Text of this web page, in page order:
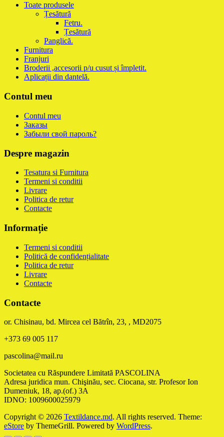
Toate produsele
Țesătură
Fetru.
Țesătură
Panglică.
Furnitura
Franjuri
Broderii ,accesorii p/u cusut și împletit.
Aplicații din dantelă.
Contul meu
Contul meu
Заказы
Забыли свой пароль?
Despre magazin
Tesatura si Furnitura
Termeni si conditii
Livrare
Politica de retur
Contacte
Informație
Termeni si conditii
Politică de confidențialitate
Politica de retur
Livrare
Contacte
Contacte
or. Chisinau, bd. Mircea cel Bătrîn, 23, , MD2075
+373 69 005 117
pascolina@mail.ru
Societatea cu Răspundere Limitată PASCOLINA
Adresa juridica mun. Chişinău, sec. Ciocana, str. Profesor Ion
Dumeniuk, 18, ap.(of.) 3A
IDNO: 1009600025979
Copyright © 2026 Textildance.md. All rights reserved. Theme:
eStore by ThemeGrill. Powered by WordPress.